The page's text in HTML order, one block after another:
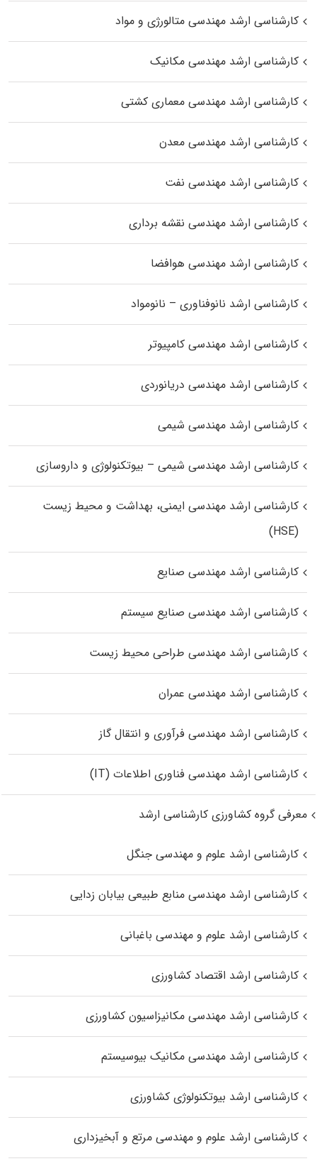
کارشناسی ارشد مهندسی متالورژی و مواد
کارشناسی ارشد مهندسی مکانیک
کارشناسی ارشد مهندسی معماری کشتی
کارشناسی ارشد مهندسی معدن
کارشناسی ارشد مهندسی نفت
کارشناسی ارشد مهندسی نقشه برداری
کارشناسی ارشد مهندسی هوافضا
کارشناسی ارشد نانوفناوری – نانومواد
کارشناسی ارشد مهندسی کامپیوتر
کارشناسی ارشد مهندسی دریانوردی
کارشناسی ارشد مهندسی شیمی
کارشناسی ارشد مهندسی شیمی – بیوتکنولوژی و داروسازی
کارشناسی ارشد مهندسی ایمنی، بهداشت و محیط زیست
(HSE)
کارشناسی ارشد مهندسی صنایع
کارشناسی ارشد مهندسی صنایع سیستم
کارشناسی ارشد مهندسی طراحی محیط زیست
کارشناسی ارشد مهندسی عمران
کارشناسی ارشد مهندسی فرآوری و انتقال گاز
کارشناسی ارشد مهندسی فناوری اطلاعات (IT)
معرفی گروه کشاورزی کارشناسی ارشد
کارشناسی ارشد علوم و مهندسی جنگل
کارشناسی ارشد مهندسی منابع طبیعی بیابان زدایی
کارشناسی ارشد علوم و مهندسی باغبانی
کارشناسی ارشد اقتصاد کشاورزی
کارشناسی ارشد مهندسی مکانیزاسیون کشاورزی
کارشناسی ارشد مهندسی مکانیک بیوسیستم
کارشناسی ارشد بیوتکنولوژی کشاورزی
کارشناسی ارشد علوم و مهندسی مرتع و آبخیزداری